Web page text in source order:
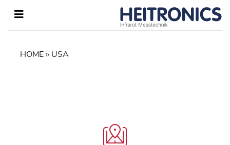
HOME » USA